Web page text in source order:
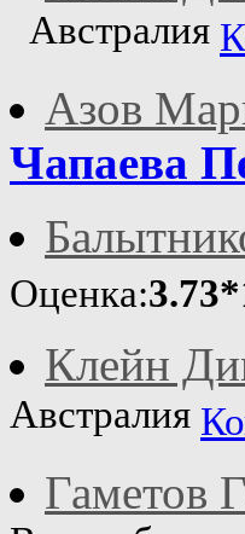
Австралия
Азов
Чапаева
Оценка:
Клейн
Австралия
Гаметов